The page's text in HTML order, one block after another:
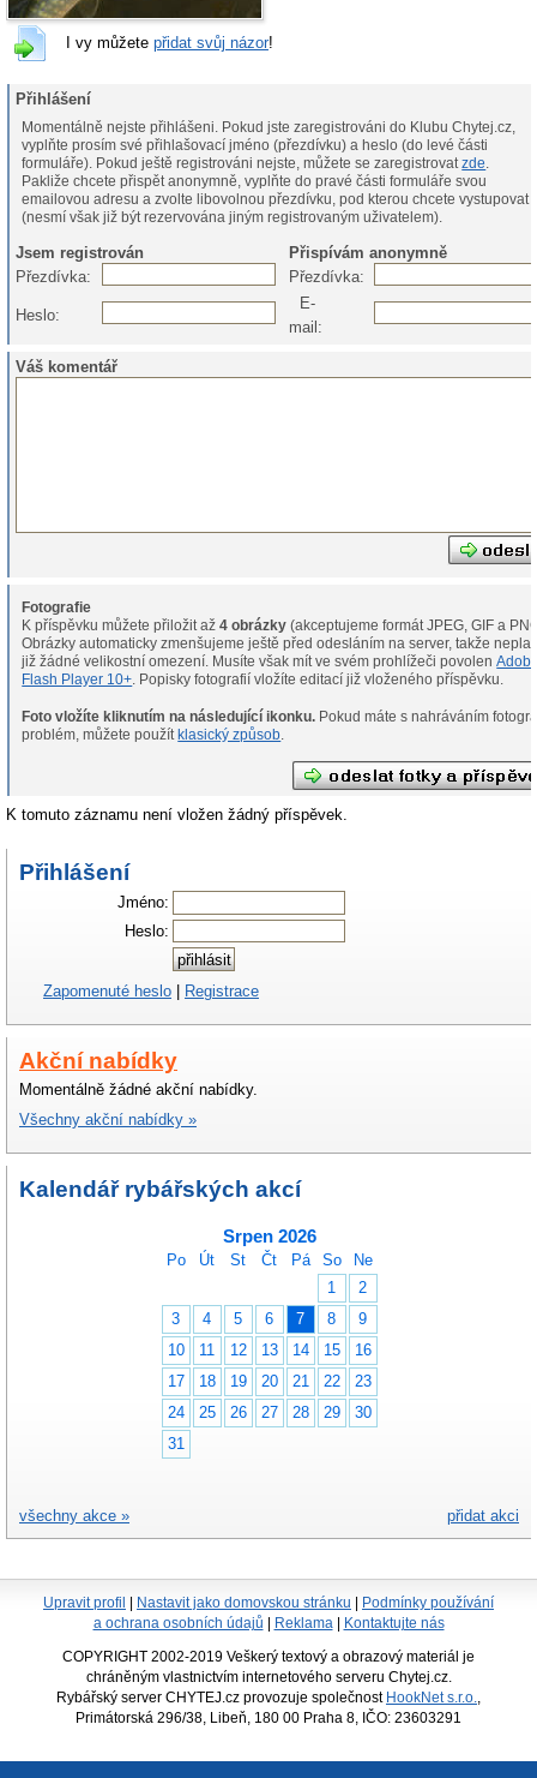
I vy můžete přidat svůj názor!
Přihlášení
Momentálně nejste přihlášeni. Pokud jste zaregistrováni do Klubu Chytej.cz,
vyplňte prosím své přihlašovací jméno (přezdívku) a heslo (do levé části
formuláře). Pokud ještě registrováni nejste, můžete se zaregistrovatzde.
Pakliže chcete přispět anonymně, vyplňte do pravé části formuláře svou
emailovou adresu a zvolte libovolnou přezdívku, pod kterou chcete vystupovat
(nesmí však již být rezervována jiným registrovaným uživatelem).
Jsem registrován
Přispívám anonymně
Přezdívka:
Přezdívka:
Heslo:
E-
mail:
Váš komentář
Fotografie
K příspěvku můžete přiložit až4 obrázky (akceptujeme formát JPEG, GIF a
Obrázky automaticky zmenšujeme ještě před odesláním na server, takže
již žádné velikostní omezení. Musíte však mít ve svém prohlížeči povolen
Flash Player 10+ . Popisky fotografií vložíte editací již vloženého příspěvku.
Foto vložíte kliknutím na následující ikonku.
problém, můžete použít klasický způsob.
K tomuto záznamu není vložen žádný příspěvek.
Přihlášení
Jméno:
Heslo:
Zapomenuté heslo Registrace
Akční nabídky
Momentálně žádné akční nabídky.
Všechny akční nabídky »
Kalendář rybářských akcí
Srpen 2026
Po Út St Čt Pá So
Ne
1
2
3
4 5 6 7 8
9
10
11 12 13 14 15
16
17
18 19 20 21 22
23
24
25 26 27 28 29
30
31
přidat akci
všechny akce »
Upravit profil Nastavit jako domovskou stránku
Podmínky používání
a ochrana osobních údajů
Reklama Kontaktujte nás
COPYRIGHT 2002-2019 Veškerý textový a obrazový materiál je
chráněným vlastnictvím internetového serveru Chytej.cz.
Rybářský server CHYTEJ.cz provozuje společnost HookNet s.r.o.
Primátorská 296/38, Libeň, 180 00 Praha 8, IČO: 23603291